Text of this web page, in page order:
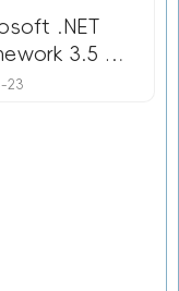
.NET
3.5 简
版
23